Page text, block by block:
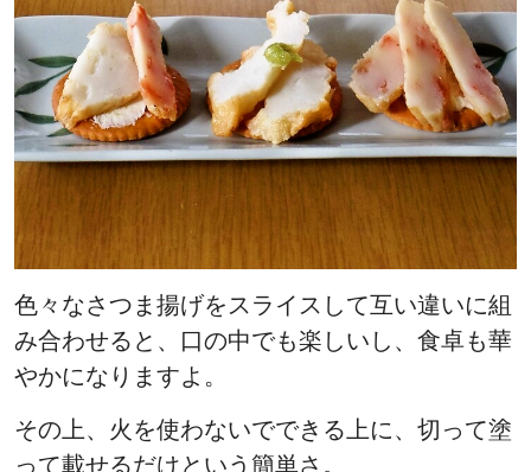
色々なさつま揚げをスライスして互い違いに組
み合わせると、口の中でも楽しいし、食卓も華
やかになりますよ。
その上、火を使わないでできる上に、切って塗
って載せるだけという簡単さ。